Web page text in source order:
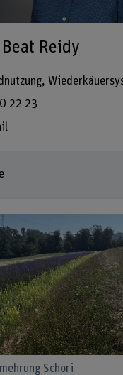
Reidy
22 23
Schori